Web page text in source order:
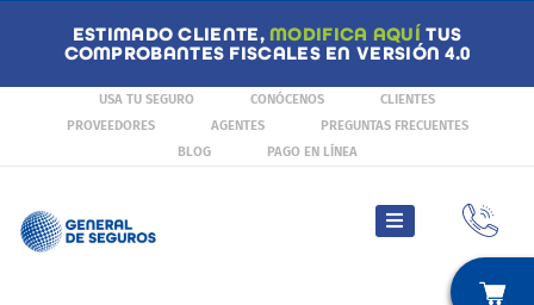
ESTIMADO CLIENTE, MODIFICA AQUÍ TUS
COMPROBANTES FISCALES EN VERSIÓN 4.0
USA TU SEGURO CONÓCENOS
CLIENTES
PROVEEDORES
AGENTES
PREGUNTAS FRECUENTES
BLOG
PAGO EN LÍNEA